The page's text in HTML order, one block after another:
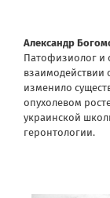
Александр
Патофизиолог и
взаимодействии
изменило
опухолевом
украинской
геронтологии.